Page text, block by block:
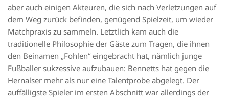
aber auch einigen Akteuren, die sich nach Verletzungen auf
dem Weg zurück befinden, genügend Spielzeit, um wieder
Matchpraxis zu sammeln. Letztlich kam auch die
traditionelle Philosophie der Gäste zum Tragen, die ihnen
den Beinamen „Fohlen“ eingebracht hat, nämlich junge
Fußballer sukzessive aufzubauen: Bennetts hat gegen die
Hernalser mehr als nur eine Talentprobe abgelegt. Der
auffälligste Spieler im ersten Abschnitt war allerdings der